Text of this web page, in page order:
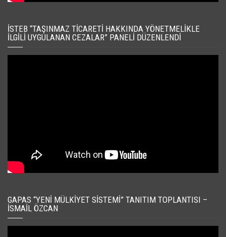
İSTEB “TAŞINMAZ TICARETI HAKKINDA YÖNETMELIKLE
İLGILI UYGULANAN CEZALAR” PANELI DÜZENLENDI
GAPAS “YENI MÜLKIYET SISTEMI” TANITIM TOPLANTISI –
İSMAIL ÖZCAN